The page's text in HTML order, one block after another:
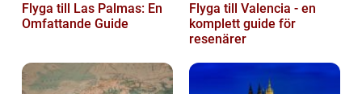
Flyga till Las Palmas: En
Omfattande Guide
Flyga till Valencia - en
komplett guide för
resenärer